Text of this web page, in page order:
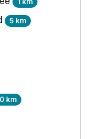
5 km
km